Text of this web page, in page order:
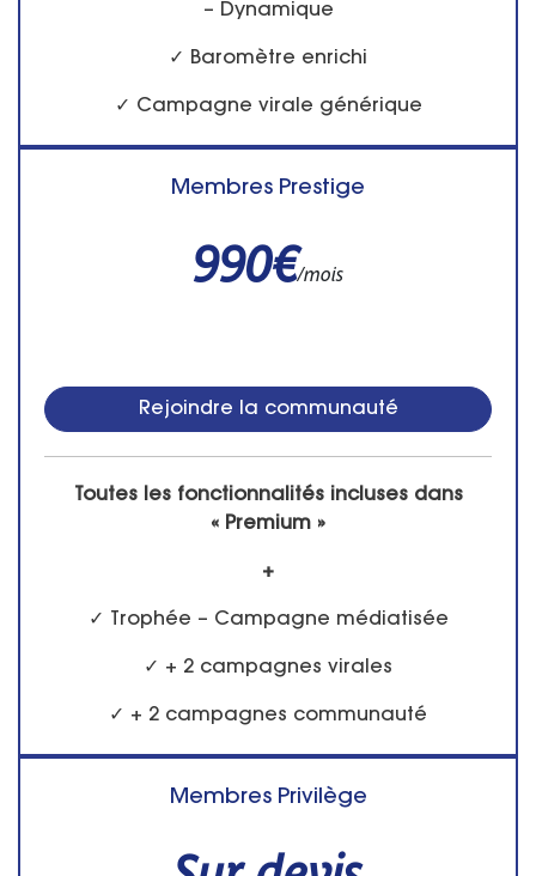
– Dynamique
✓ Baromètre enrichi
✓ Campagne virale générique
Membres Prestige
990€/mois
Rejoindre la communauté
Toutes les fonctionnalités incluses dans
« Premium »
+
✓ Trophée – Campagne médiatisée
✓ + 2 campagnes virales
✓ + 2 campagnes communauté
Membres Privilège